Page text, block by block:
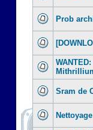
Prob
Sram de